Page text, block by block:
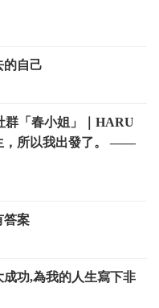
的自己
群「春小姐」｜HARU
，所以我出發了。 ——
答案
功,為我的人生寫下非